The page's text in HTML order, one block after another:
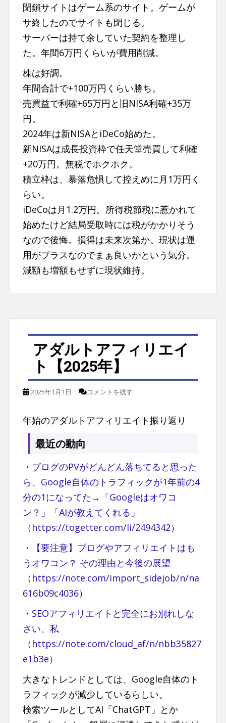
閉鎖サイトはゲーム系のサイト。ゲームが
サ終したのでサイトも閉じる。
サーバーは持て余していた契約を整理し
た。年間6万円くらいが費用削減。
株は好調。
年間合計で+100万円くらい勝ち。
売買益で利確+65万円と旧NISA利確+35万
円。
2024年は新NISAとiDeCo始めた。
新NISAは成長投資枠で任天堂売買して利確
+20万円。無税でホクホク。
積立枠は、暴落危惧して控えめに月1万円く
らい。
iDeCoは月1.2万円。所得税節税に惹かれて
始めたけど結局受取時には税がかかりそう
なので後悔。損得は未来次第か。現状は運
用がプラスなのでまぁ良いかという気分。
減額も増額もせずに現状維持。
アダルトアフィリエイ
ト【2025年】
2025年1月1日 コメントを残す
年始のアダルトアフィリエイト振り返り
最近の動向
・ ブログのPVがどんどん落ちてると思った
ら、Google自体のトラフィックが1年前の4
分の1になってた→「Googleはオワコ
ン？」「AIが教えてくれる」
（https://togetter.com/li/2494342）
・
【要注意】ブログやアフィリエイトはも
うオワコン？ その理由と今後の展望
（https://note.com/import_sidejob/n/na
616b09c4036）
・ SEOアフィリエイトと完全にお別れしな
さい、私
（https://note.com/cloud_af/n/nbb35827
e1b3e）
大きなトレンドとしては、Google自体のト
ラフィックが減少しているらしい。
検索ツールとしてAI「ChatGPT」とか